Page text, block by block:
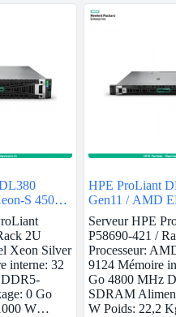
S 4509Y
2U
Xeon Silver
interne: 32
0 Go
W…
HPE ProLiant
Gen11 / AMD
32GB
Serveur HPE
P58690-421 /
Processeur:
9124 Mémoire
Go 4800 MHz
SDRAM
W Poids: 22,2